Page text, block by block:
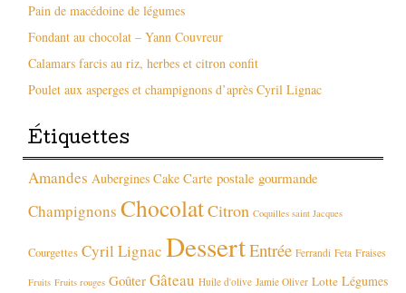
Pain de macédoine de légumes
Fondant au chocolat – Yann Couvreur
Calamars farcis au riz, herbes et citron confit
Poulet aux asperges et champignons d’après Cyril Lignac
Étiquettes
Amandes Aubergines Cake Carte postale gourmande
Champignons ChocolatCitron Coquilles saint Jacques
Courgettes Cyril Lignac DessertEntrée Ferrandi Feta Fraises
Fruits Fruits rouges Goûter Gâteau Huile d'olive Jamie Oliver Lotte Légumes